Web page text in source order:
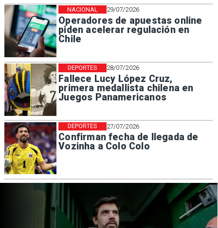
29/07/2026
Operadores de apuestas online
piden acelerar regulación en
Chile
NACIONAL
28/07/2026
Fallece Lucy López Cruz,
primera medallista chilena en
Juegos Panamericanos
DEPORTES
27/07/2026
Confirman fecha de llegada de
Vozinha a Colo Colo
DEPORTES